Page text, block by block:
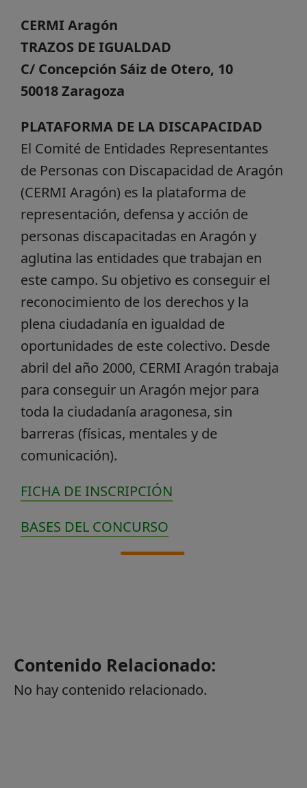
CERMI Aragón
TRAZOS DE IGUALDAD
C/ Concepción Sáiz de Otero, 10
50018 Zaragoza
PLATAFORMA DE LA DISCAPACIDAD
El Comité de Entidades Representantes
de Personas con Discapacidad de Aragón
(CERMI Aragón) es la plataforma de
representación, defensa y acción de
personas discapacitadas en Aragón y
aglutina las entidades que trabajan en
este campo. Su objetivo es conseguir el
reconocimiento de los derechos y la
plena ciudadanía en igualdad de
oportunidades de este colectivo. Desde
abril del año 2000, CERMI Aragón trabaja
para conseguir un Aragón mejor para
toda la ciudadanía aragonesa, sin
barreras (físicas, mentales y de
comunicación).
FICHA DE INSCRIPCIÓN
BASES DEL CONCURSO
Contenido Relacionado:
No hay contenido relacionado.